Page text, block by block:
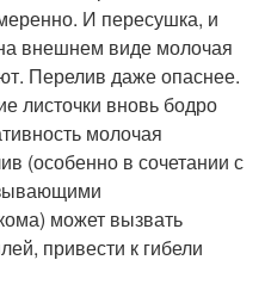
И пересушка, и
внешнем виде молочая
Перелив даже опаснее.
листочки вновь бодро
молочая
(особенно в сочетании с
может вызвать
привести к гибели